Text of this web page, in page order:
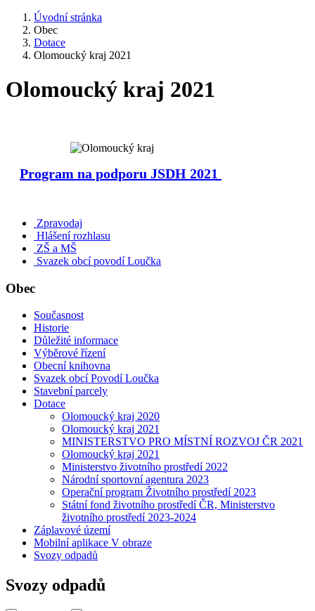
Úvodní stránka
Obec
Dotace
Olomoucký kraj 2021
Olomoucký kraj 2021
Program na podporu JSDH 2021
Zpravodaj
Hlášení rozhlasu
ZŠ a MŠ
Svazek obcí povodí Loučka
Obec
Současnost
Historie
Důležité informace
Výběrové řízení
Obecní knihovna
Svazek obcí Povodí Loučka
Stavební parcely
Dotace
Olomoucký kraj 2020
Olomoucký kraj 2021
MINISTERSTVO PRO MÍSTNÍ ROZVOJ ČR 2021
Olomoucký kraj 2021
Ministerstvo životního prostředí 2022
Národní sportovní agentura 2023
Operační program Životního prostředí 2023
Státní fond životního prostředí ČR, Ministerstvo
životního prostředí 2023-2024
Záplavové území
Mobilní aplikace V obraze
Svozy odpadů
Svozy odpadů